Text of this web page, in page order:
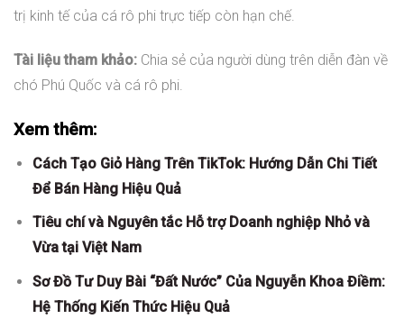
trị kinh tế của cá rô phi trực tiếp còn hạn chế.
Tài liệu tham khảo: Chia sẻ của người dùng trên diễn đàn về
chó Phú Quốc và cá rô phi.
Xem thêm:
Cách Tạo Giỏ Hàng Trên TikTok: Hướng Dẫn Chi Tiết
Để Bán Hàng Hiệu Quả
Tiêu chí và Nguyên tắc Hỗ trợ Doanh nghiệp Nhỏ và
Vừa tại Việt Nam
Sơ Đồ Tư Duy Bài “Đất Nước” Của Nguyễn Khoa Điềm:
Hệ Thống Kiến Thức Hiệu Quả